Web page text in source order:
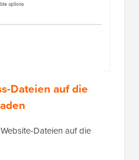
Dateien auf die
Dateien auf die